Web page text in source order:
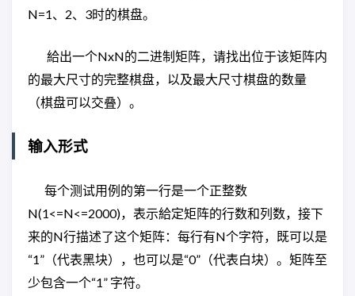
N=1、2、3时的棋盘。
給出一个NxN的二进制矩阵，请找出位于该矩阵内
的最大尺寸的完整棋盘，以及最大尺寸棋盘的数量
（棋盘可以交叠）。
输入形式
每个测试用例的第一行是一个正整数
N(1<=N<=2000)，表示給定矩阵的行数和列数，接下
来的N行描述了这个矩阵：每行有N个字符，既可以是
“1”（代表黑块），也可以是“0”（代表白块）。矩阵至
少包含一个“1” 字符。